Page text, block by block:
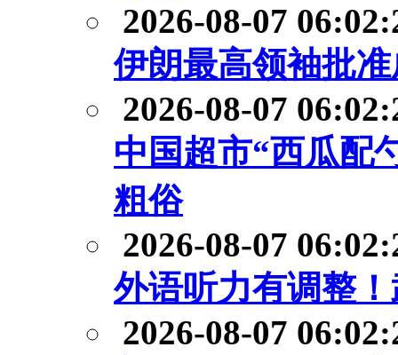
2026-08-07
伊朗最高领袖批
2026-08-07
中国超市“西瓜配
粗俗
2026-08-07
外语听力有调整
2026-08-07